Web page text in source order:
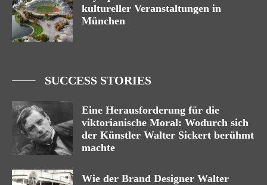
kultureller Veranstaltungen in
München
SUCCESS STORIES
Eine Herausforderung für die
viktorianische Moral: Wodurch sich
der Künstler Walter Sickert berühmt
machte
Wie der Brand Designer Walter